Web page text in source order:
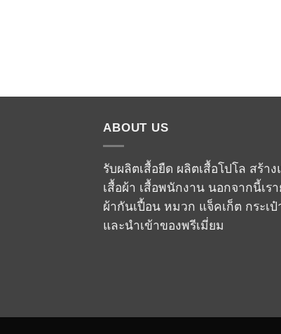
ABOUT US
รับผลิตเสื้อยืด ผลิตเสื้อโปโล สร้า
เสื้อผ้า เสื้อพนักงาน นอกจากนี้เร
ผ้ากันเปื้อน หมวก แจ็คเก็ต กระเป๋
และนำเข้าของพรีเมี่ยม